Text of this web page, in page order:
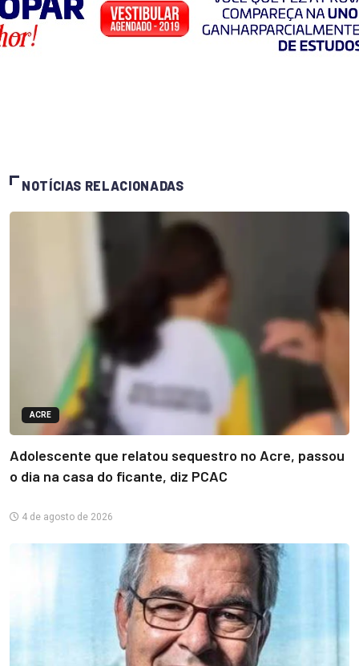
NOTÍCIAS RELACIONADAS
ACRE
Adolescente que relatou sequestro no Acre, passou
o dia na casa do ficante, diz PCAC
4 de agosto de 2026